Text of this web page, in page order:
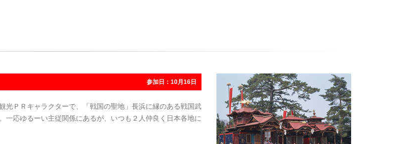
参加日：10月16日
光ＰＲキャラクターで、「戦国の聖地」長浜に縁のある戦国武
一応ゆるーい主従関係にあるが、いつも２人仲良く日本各地に